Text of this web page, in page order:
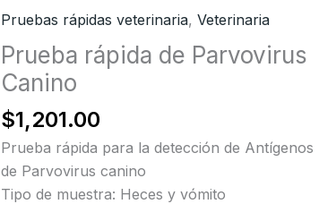
Pruebas rápidas veterinaria, Veterinaria
Prueba rápida de Parvovirus
Canino
$1,201.00
Prueba rápida para la detección de Antígenos
de Parvovirus canino
Tipo de muestra: Heces y vómito